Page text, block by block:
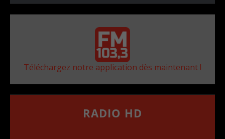
Téléchargez notre application dès maintenant !
RADIO HD